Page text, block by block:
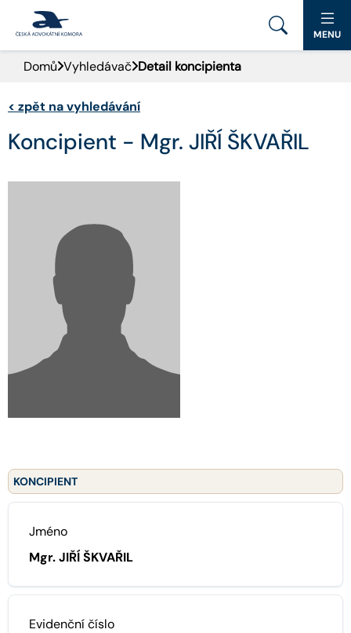
PORTÁL ČAK
DOMŮ
AKTUALITY
PRO VEŘEJNOST
ADVOKÁTNÍ DENÍK
KONTAKT
MENU
Domů Vyhledávač Detail koncipienta
< zpět na vyhledávání
Koncipient - Mgr. JIŘÍ ŠKVAŘIL
KONCIPIENT
Jméno
Mgr. JIŘÍ ŠKVAŘIL
Evidenční číslo